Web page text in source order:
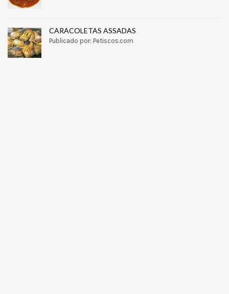
CARACOLETAS ASSADAS
Publicado por: Petiscos.com